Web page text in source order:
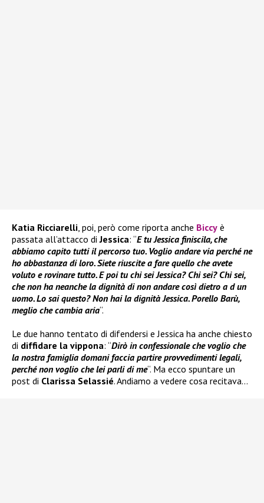
Katia Ricciarelli , poi, però come riporta anche Biccy è
passata all’attacco diJessica: “E tu Jessica finiscila, che
abbiamo capito tutti il percorso tuo. Voglio andare via perché ne
ho abbastanza di loro. Siete riuscite a fare quello che avete
voluto e rovinare tutto. E poi tu chi sei Jessica? Chi sei? Chi sei,
che non ha neanche la dignità di non andare così dietro a d un
uomo. Lo sai questo? Non hai la dignità Jessica. Porello Barù,
meglio che cambia aria“.
Le due hanno tentato di difendersi e Jessica ha anche chiesto
di diffidare la vippona: “Dirò in confessionale che voglio che
la nostra famiglia domani faccia partire provvedimenti legali,
perché non voglio che lei parli di me“. Ma ecco spuntare un
post di Clarissa Selassié. Andiamo a vedere cosa recitava…